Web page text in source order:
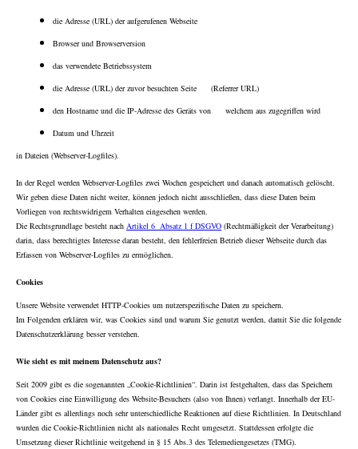
die Adresse (URL) der aufgerufenen Webseite
Browser und Browserversion
das verwendete Betriebssystem
die Adresse (URL) der zuvor besuchten Seite (Referrer URL)
den Hostname und die IP-Adresse des Geräts von welchem aus zugegriffen wird
Datum und Uhrzeit
in Dateien (Webserver-Logfiles).
In der Regel werden Webserver-Logfiles zwei Wochen gespeichert und danach automatisch gelöscht.
Wir geben diese Daten nicht weiter, können jedoch nicht ausschließen, dass diese Daten beim
Vorliegen von rechtswidrigem Verhalten eingesehen werden.
Die Rechtsgrundlage besteht nach Artikel 6 Absatz 1 f DSGVO (Rechtmäßigkeit der Verarbeitung)
darin, dass berechtigtes Interesse daran besteht, den fehlerfreien Betrieb dieser Webseite durch das
Erfassen von Webserver-Logfiles zu ermöglichen.
Cookies
Unsere Website verwendet HTTP-Cookies um nutzerspezifische Daten zu speichern.
Im Folgenden erklären wir, was Cookies sind und warum Sie genutzt werden, damit Sie die folgende
Datenschutzerklärung besser verstehen.
Wie sieht es mit meinem Datenschutz aus?
Seit 2009 gibt es die sogenannten „Cookie-Richtlinien“. Darin ist festgehalten, dass das Speichern
von Cookies eine Einwilligung des Website-Besuchers (also von Ihnen) verlangt. Innerhalb der EU-
Länder gibt es allerdings noch sehr unterschiedliche Reaktionen auf diese Richtlinien. In Deutschland
wurden die Cookie-Richtlinien nicht als nationales Recht umgesetzt. Stattdessen erfolgte die
Umsetzung dieser Richtlinie weitgehend in § 15 Abs.3 des Telemediengesetzes (TMG).